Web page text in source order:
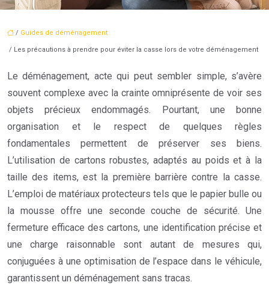
/ Guides de déménagement
/ Les précautions à prendre pour éviter la casse lors de votre déménagement
Le déménagement, acte qui peut sembler simple, s’avère
souvent complexe avec la crainte omniprésente de voir ses
objets précieux endommagés. Pourtant, une bonne
organisation et le respect de quelques règles
fondamentales permettent de préserver ses biens.
L’utilisation de cartons robustes, adaptés au poids et à la
taille des items, est la première barrière contre la casse.
L’emploi de matériaux protecteurs tels que le papier bulle ou
la mousse offre une seconde couche de sécurité. Une
fermeture efficace des cartons, une identification précise et
une charge raisonnable sont autant de mesures qui,
conjuguées à une optimisation de l’espace dans le véhicule,
garantissent un déménagement sans tracas.